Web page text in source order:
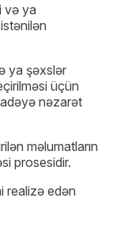
və ya
ya şəxs­lər
üçün
nəzarət
məlumatların
prosesidir.
realizə edən